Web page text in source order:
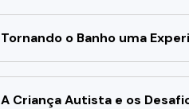
Tornando o Banho uma
A Criança Autista e os